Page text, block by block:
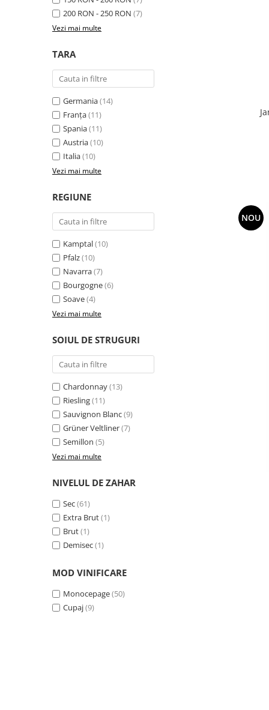
200 RON - 250 RON (7)
Vezi mai multe
TARA
Germania(14)
Franța(11)
Spania(11)
Austria(10)
Italia(10)
Vezi mai multe
REGIUNE
Kamptal(10)
Pfalz(10)
Navarra(7)
Bourgogne(6)
Soave(4)
Vezi mai multe
SOIUL DE STRUGURI
Chardonnay(13)
Riesling(11)
Sauvignon Blanc(9)
Grüner Veltliner(7)
Semillon (5)
Vezi mai multe
NIVELUL DE ZAHAR
Sec(61)
Extra Brut(1)
Brut(1)
Demisec(1)
MOD VINIFICARE
Monocepage(50)
Cupaj(9)
NOU